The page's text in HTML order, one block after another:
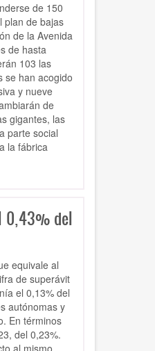
de 150
plan de bajas
de la Avenida
de hasta
103 las
se han acogido
y nueve
de
gigantes, las
parte social
la fábrica
0,43% del
equivale al
de superávit
el 0,13% del
autónomas y
En términos
del 0,23%.